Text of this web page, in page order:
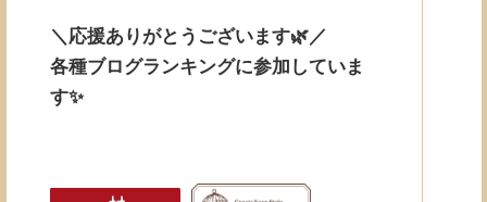
＼応援ありがとうございます🌿／
各種ブログランキングに参加していま
す✨